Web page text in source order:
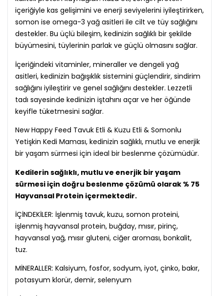
içeriğiyle kas gelişimini ve enerji seviyelerini iyileştirirken,
somon ise omega-3 yağ asitleri ile cilt ve tüy sağlığını
destekler. Bu üçlü bileşim, kedinizin sağlıklı bir şekilde
büyümesini, tüylerinin parlak ve güçlü olmasını sağlar.
İçeriğindeki vitaminler, mineraller ve dengeli yağ
asitleri, kedinizin bağışıklık sistemini güçlendirir, sindirim
sağlığını iyileştirir ve genel sağlığını destekler. Lezzetli
tadı sayesinde kedinizin iştahını açar ve her öğünde
keyifle tüketmesini sağlar.
New Happy Feed Tavuk Etli & Kuzu Etli & Somonlu
Yetişkin Kedi Maması, kedinizin sağlıklı, mutlu ve enerjik
bir yaşam sürmesi için ideal bir beslenme çözümüdür.
Kedilerin sağlıklı, mutlu ve enerjik bir yaşam
sürmesi için doğru beslenme çözümü olarak % 75
Hayvansal Protein içermektedir.
İÇİNDEKİLER: İşlenmiş tavuk, kuzu, somon proteini,
işlenmiş hayvansal protein, buğday, mısır, pirinç,
hayvansal yağ, mısır gluteni, ciğer aroması, bonkalit,
tuz.
MİNERALLER: Kalsiyum, fosfor, sodyum, iyot, çinko, bakır,
potasyum klorür, demir, selenyum